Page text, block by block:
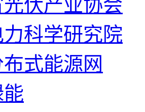
伏产业协会
科学研究院
式能源网